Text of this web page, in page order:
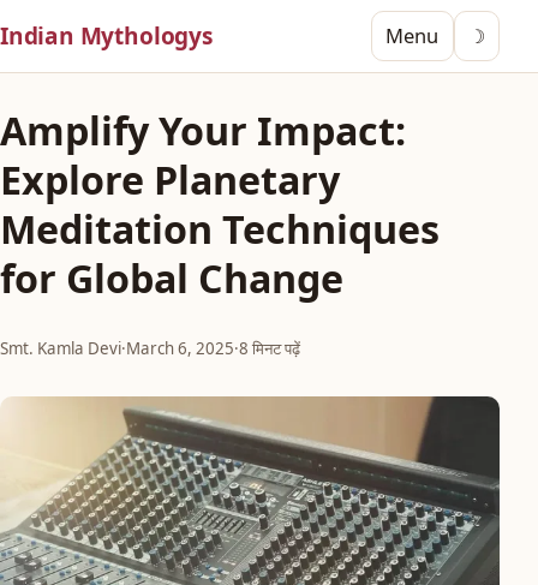
Indian Mythologys Menu ☽
Amplify Your Impact:
Explore Planetary
Meditation Techniques
for Global Change
Smt. Kamla Devi·March 6, 2025·8 मिनट पढ़ें